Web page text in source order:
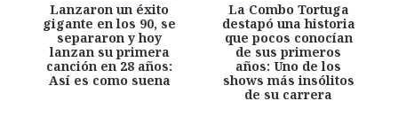
Lanzaron un éxito
gigante en los 90, se
separaron y hoy
lanzan su primera
canción en 28 años:
Así es como suena
La Combo Tortuga
destapó una historia
que pocos conocían
de sus primeros
años: Uno de los
shows más insólitos
de su carrera